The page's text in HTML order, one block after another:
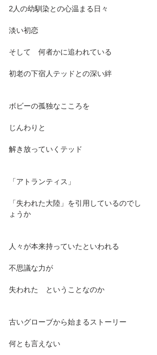
2人の幼馴染との心温まる日々
淡い初恋
そして　何者かに追われている
初老の下宿人テッドとの深い絆
ボビーの孤独なこころを
じんわりと
解き放っていくテッド
「アトランティス」
「失われた大陸」を引用しているのでし
ょうか
人々が本来持っていたといわれる
不思議な力が
失われた　ということなのか
古いグローブから始まるストーリー
何とも言えない